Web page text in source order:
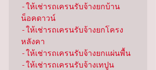
-ให้เช่ารถเครนรับจ้างยกบ้าน
น็อคดาวน์
-ให้เช่ารถเครนรับจ้างยกโครง
หลังคา
-ให้เช่ารถเครนรับจ้างยกแผ่นพื้น
-ให้เช่ารถเครนรับจ้างเทปูน